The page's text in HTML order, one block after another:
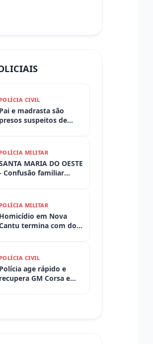
CIVIL
Pai e madrasta são
suspeitos de
e morte de
POLÍCIA MILITAR
MARIA DO OESTE
Confusão familiar
com prisão por
e armas
MILITAR
em Nova
termina com dois
em flagrante
CIVIL
age rápido e
GM Corsa e
Hilux levados de